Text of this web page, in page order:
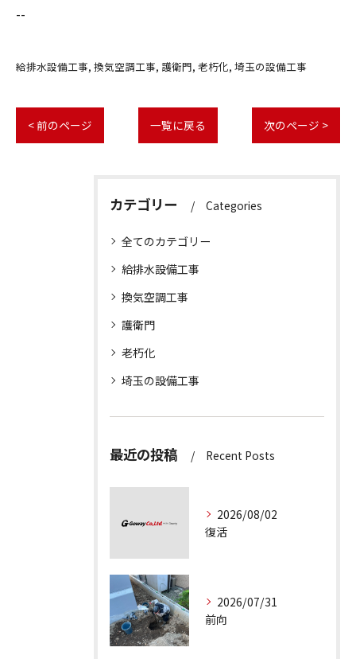
--
給排水設備工事 換気空調工事 護衛門 老朽化 埼玉の設備工事
< 前のページ 一覧に戻る 次のページ >
カテゴリー Categories
全てのカテゴリー
給排水設備工事
換気空調工事
護衛門
老朽化
埼玉の設備工事
最近の投稿 Recent Posts
2026/08/02
復活
2026/07/31
前向